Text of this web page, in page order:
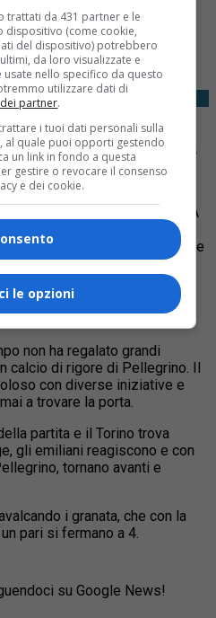
come Fonte preferita
ha ospitato la partita tra
per la quinta giornata di Serie A
un Parma che ha sconfitto il
la prima volta dal 30 settembre
della terza sconfitta nelle
non ha regalato grandi
calcio di rigore di Pellegrino. Il
con diverse iniziative e
a trovare la porta.
partita e il Torino trova
gli emiliani reagiscono e con
tornano avanti e
i granata, che con la
pari si fermano a 4.
su Google News!
trattati da 431 partner e le
dispositivo (come cookie,
del dispositivo) potrebbero
da loro visualizzate e
nello specifico da questo
utilizzare dati di
partner.
i tuoi dati personali sulla
al quale puoi opporti gestendo
un link in fondo a questa
gestire o revocare il consenso
e dei cookie.
le opzioni